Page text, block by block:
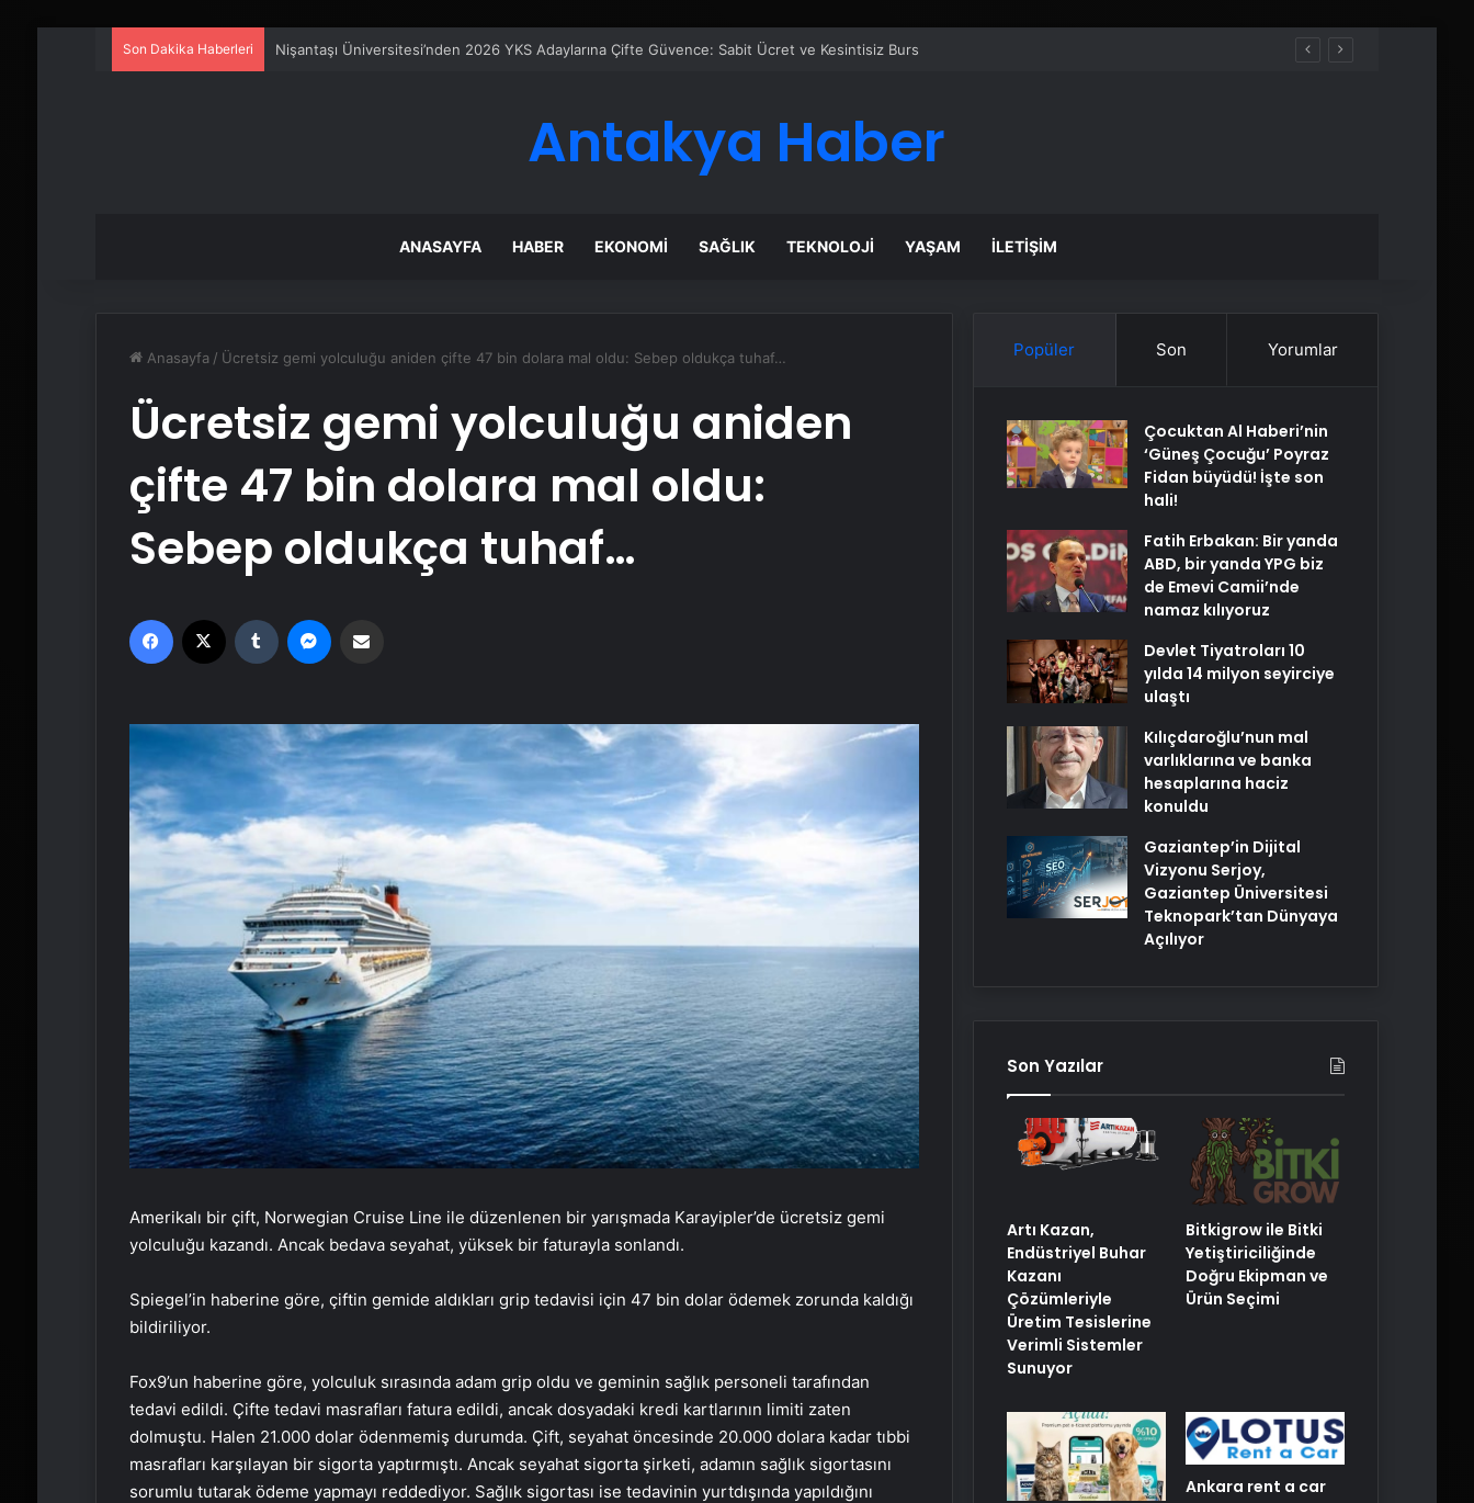
Son Dakika Haberleri Artı Kazan, Endüstriyel Buhar Kazanı Çözümleriyle Üretim Tesislerine Verimli Sistemler Sunuyor
Antakya Haber
ANASAYFA HABER EKONOMI SAĞLIK TEKNOLOJI YAŞAM İLETIŞIM
Anasayfa / Ücretsiz gemi yolculuğu aniden çifte 47 bin dolara mal oldu: Sebep oldukça tuhaf…
Ücretsiz gemi yolculuğu aniden
çifte 47 bin dolara mal oldu:
Sebep oldukça tuhaf…
Facebook Tumblr
Amerikalı bir çift, Norwegian Cruise Line ile düzenlenen bir yarışmada Karayipler’de ücretsiz gemi
yolculuğu kazandı. Ancak bedava seyahat, yüksek bir faturayla sonlandı.
Spiegel’in haberine göre, çiftin gemide aldıkları grip tedavisi için 47 bin dolar ödemek zorunda kaldığı
bildiriliyor.
Fox9’un haberine göre, yolculuk sırasında adam grip oldu ve geminin sağlık personeli tarafından
tedavi edildi. Çifte tedavi masrafları fatura edildi, ancak dosyadaki kredi kartlarının limiti zaten
dolmuştu. Halen 21.000 dolar ödenmemiş durumda. Çift, seyahat öncesinde 20.000 dolara kadar tıbbi
masrafları karşılayan bir sigorta yaptırmıştı. Ancak seyahat sigorta şirketi, adamın sağlık sigortasını
sorumlu tutarak ödeme yapmayı reddediyor. Sağlık sigortası ise tedavinin yurtdışında yapıldığını
Popüler Son Yorumlar
Çocuktan Al Haberi’nin
‘Güneş Çocuğu’ Poyraz
Fidan büyüdü! İşte son
hali!
Fatih Erbakan: Bir yanda
ABD, bir yanda YPG biz
de Emevi Camii’nde
namaz kılıyoruz
Devlet Tiyatroları 10
yılda 14 milyon seyirciye
ulaştı
Kılıçdaroğlu’nun mal
varlıklarına ve banka
hesaplarına haciz
konuldu
Gaziantep’in Dijital
Vizyonu Serjoy,
Gaziantep Üniversitesi
Teknopark’tan Dünyaya
Açılıyor
Son Yazılar
Artı Kazan,
Endüstriyel Buhar
Kazanı
Çözümleriyle
Üretim Tesislerine
Verimli Sistemler
Sunuyor
Bitkigrow ile Bitki
Yetiştiriciliğinde
Doğru Ekipman ve
Ürün Seçimi
Ankara rent a car